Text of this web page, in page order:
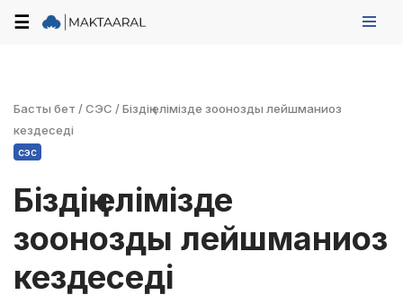
☰
Басты бет /СЭС /Біздің елімізде зоонозды лейшманиоз
кездеседі
сэс
Біздің елімізде
зоонозды лейшманиоз
кездеседі